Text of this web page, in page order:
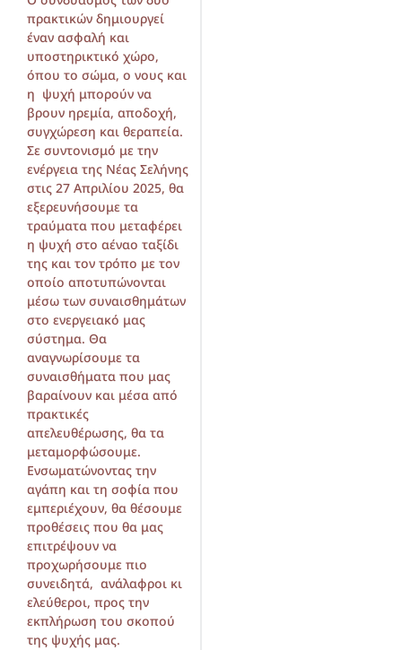
πρακτικών δημιουργεί
έναν ασφαλή και
υποστηρικτικό χώρο,
όπου το σώμα, ο νους και
η ψυχή μπορούν να
βρουν ηρεμία, αποδοχή,
συγχώρεση και θεραπεία.
Σε συντονισμό με την
ενέργεια της Νέας Σελήνης
στις 27 Απριλίου 2025, θα
εξερευνήσουμε τα
τραύματα που μεταφέρει
η ψυχή στο αέναο ταξίδι
της και τον τρόπο με τον
οποίο αποτυπώνονται
μέσω των συναισθημάτων
στο ενεργειακό μας
σύστημα. Θα
αναγνωρίσουμε τα
συναισθήματα που μας
βαραίνουν και μέσα από
πρακτικές
απελευθέρωσης, θα τα
μεταμορφώσουμε.
Ενσωματώνοντας την
αγάπη και τη σοφία που
εμπεριέχουν, θα θέσουμε
προθέσεις που θα μας
επιτρέψουν να
προχωρήσουμε πιο
συνειδητά, ανάλαφροι κι
ελεύθεροι, προς την
εκπλήρωση του σκοπού
της ψυχής μας.